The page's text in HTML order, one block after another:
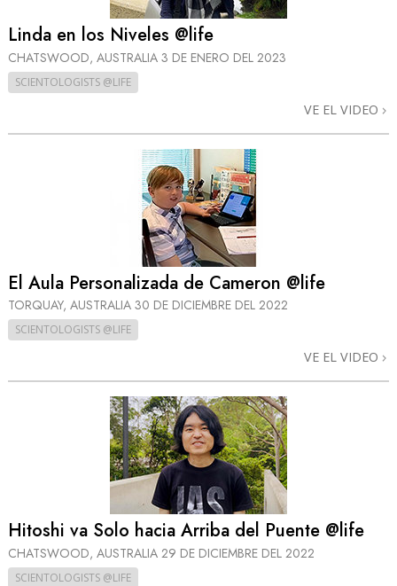
Linda en los Niveles @life
CHATSWOOD, AUSTRALIA 3 DE ENERO DEL 2023
SCIENTOLOGISTS @LIFE
VE EL VIDEO
El Aula Personalizada de Cameron @life
TORQUAY, AUSTRALIA 30 DE DICIEMBRE DEL 2022
SCIENTOLOGISTS @LIFE
VE EL VIDEO
Hitoshi va Solo hacia Arriba del Puente @life
CHATSWOOD, AUSTRALIA 29 DE DICIEMBRE DEL 2022
SCIENTOLOGISTS @LIFE